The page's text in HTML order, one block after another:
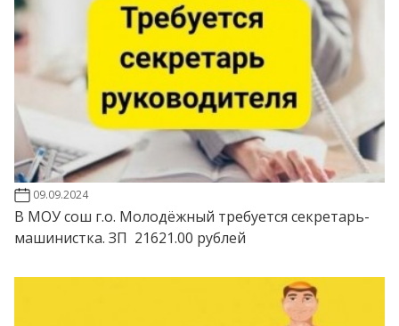
09.09.2024
В МОУ сош г.о. Молодёжный требуется секретарь-
машинистка. ЗП 21621.00 рублей